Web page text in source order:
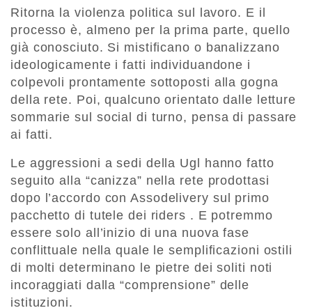
Ritorna la violenza politica sul lavoro. E il
processo è, almeno per la prima parte, quello
già conosciuto. Si mistificano o banalizzano
ideologicamente i fatti individuandone i
colpevoli prontamente sottoposti alla gogna
della rete. Poi, qualcuno orientato dalle letture
sommarie sul social di turno, pensa di passare
ai fatti.
Le aggressioni a sedi della Ugl hanno fatto
seguito alla “canizza” nella rete prodottasi
dopo l’accordo con Assodelivery sul primo
pacchetto di tutele dei riders . E potremmo
essere solo all’inizio di una nuova fase
conflittuale nella quale le semplificazioni ostili
di molti determinano le pietre dei soliti noti
incoraggiati dalla “comprensione” delle
istituzioni.